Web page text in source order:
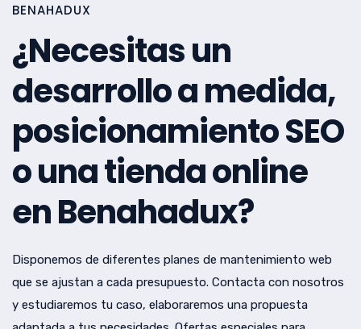
BENAHADUX
¿Necesitas un
desarrollo a medida,
posicionamiento SEO
o una tienda online
en Benahadux?
Disponemos de diferentes planes de mantenimiento web
que se ajustan a cada presupuesto. Contacta con nosotros
y estudiaremos tu caso, elaboraremos una propuesta